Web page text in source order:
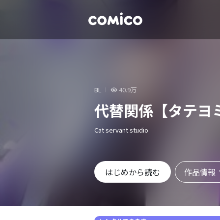
BL 40.9万
代替関係【タテヨ
Cat servant studio
はじめから読む 作品情報